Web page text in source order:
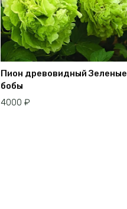
Пион древовидный Зеленые
бобы
4000 ₽